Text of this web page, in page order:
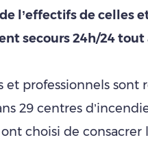
l’effectifs de celles
secours 24h/24 tout
et professionnels sont
29 centres
choisi de consacrer